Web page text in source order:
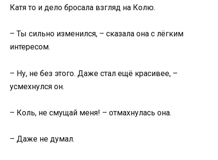
Катя то и дело бросала взгляд на Колю.
– Ты сильно изменился, – сказала она с лёгким
интересом.
– Ну, не без этого. Даже стал ещё красивее, –
усмехнулся он.
– Коль, не смущай меня! – отмахнулась она.
– Даже не думал.